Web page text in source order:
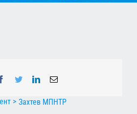
Facebook
TwitterLinkedInEmail
Захтев МПНТР